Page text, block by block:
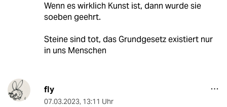
Wenn es wirklich Kunst ist, dann wurde sie
soeben geehrt.
Steine sind tot, das Grundgesetz existiert nur
in uns Menschen
fly
07.03.2023, 13:11 Uhr